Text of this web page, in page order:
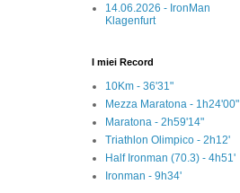
14.06.2026 - IronMan
Klagenfurt
I miei Record
10Km - 36'31"
Mezza Maratona - 1h24'00"
Maratona - 2h59'14"
Triathlon Olimpico - 2h12'
Half Ironman (70.3) - 4h51'
Ironman - 9h34'